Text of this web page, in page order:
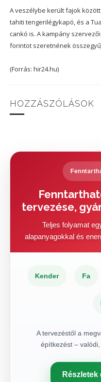
A veszélybe került fajok
tahiti tengerilégykapó, és a
cankó is. A kampány
forintot szeretnének
(Forrás: hir24.hu)
HOZZÁSZÓLÁSOK
tervezése,
Teljes folyamat
alapanyagokkal és
Kender Fa
A tervezéstől a
építkezést –